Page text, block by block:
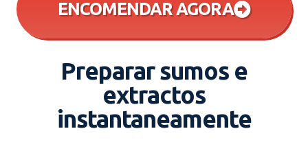
ENCOMENDAR AGORA
Preparar sumos e
extractos
instantaneamente